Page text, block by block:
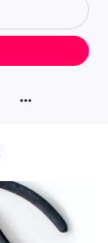
more_horiz